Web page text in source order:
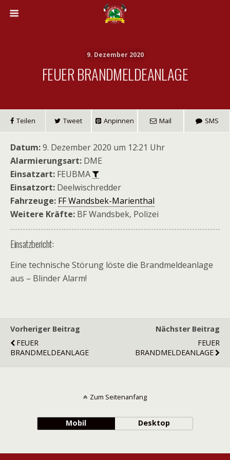
9. Dezember 2020
FEUER BRANDMELDEANLAGE
Teilen Tweet Anpinnen Mail SMS
Datum:9. Dezember 2020 um 12:21 Uhr
Alarmierungsart: DME
Einsatzart: FEUBMA
Einsatzort: Deelwischredder
Fahrzeuge: FF Wandsbek-Marienthal
Weitere Kräfte: BF Wandsbek, Polizei
Einsatzbericht:
Eine technische Störung löste die Brandmeldeanlage
aus – Blinder Alarm!
Vorheriger Beitrag
FEUER
BRANDMELDEANLAGE
Nächster Beitrag
FEUER
BRANDMELDEANLAGE
Zum Seitenanfang
Mobil Desktop